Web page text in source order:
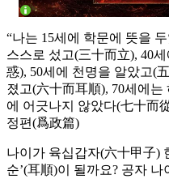
“나는 15세에 학문에 뜻을
스스로 섰고(三十而立), 40
惑), 50세에 천명을 알았고(
졌고(六十而耳順), 70세에
에 어긋나지 않았다(七十而
정편(爲政篇)
나이가 육십갑자(六十甲子)
순’(耳順)이 될까요? 공자